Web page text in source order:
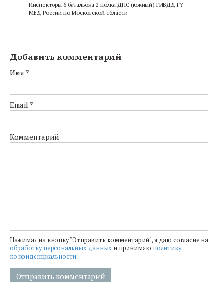
Инспекторы 6 батальона 2 полка ДПС (южный) ГИБДД ГУ
МВД России по Московской области
Добавить комментарий
Имя *
Email *
Комментарий
Нажимая на кнопку "Отправить комментарий", я даю согласие на
обработку персональных данных и принимаю политику
конфиденциальности.